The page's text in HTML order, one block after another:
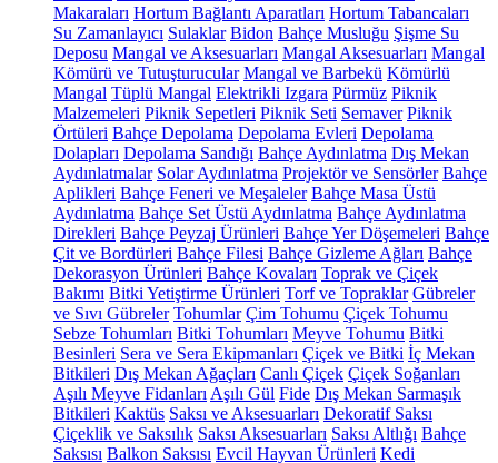
Makaraları Hortum Bağlantı Aparatları Hortum Tabancaları
Su Zamanlayıcı Sulaklar Bidon Bahçe Musluğu Şişme Su
Deposu Mangal ve Aksesuarları Mangal Aksesuarları Mangal
Kömürü ve Tutuşturucular Mangal ve Barbekü Kömürlü
Mangal Tüplü Mangal Elektrikli Izgara Pürmüz Piknik
Malzemeleri Piknik Sepetleri Piknik Seti Semaver Piknik
Örtüleri Bahçe Depolama Depolama Evleri Depolama
Dolapları Depolama Sandığı Bahçe Aydınlatma Dış Mekan
Aydınlatmalar Solar Aydınlatma Projektör ve Sensörler Bahçe
Aplikleri Bahçe Feneri ve Meşaleler Bahçe Masa Üstü
Aydınlatma Bahçe Set Üstü Aydınlatma Bahçe Aydınlatma
Direkleri Bahçe Peyzaj Ürünleri Bahçe Yer Döşemeleri Bahçe
Çit ve Bordürleri Bahçe Filesi Bahçe Gizleme Ağları Bahçe
Dekorasyon Ürünleri Bahçe Kovaları Toprak ve Çiçek
Bakımı Bitki Yetiştirme Ürünleri Torf ve Topraklar Gübreler
ve Sıvı Gübreler Tohumlar Çim Tohumu Çiçek Tohumu
Sebze Tohumları Bitki Tohumları Meyve Tohumu Bitki
Besinleri Sera ve Sera Ekipmanları Çiçek ve Bitki İç Mekan
Bitkileri Dış Mekan Ağaçları Canlı Çiçek Çiçek Soğanları
Aşılı Meyve Fidanları Aşılı Gül Fide Dış Mekan Sarmaşık
Bitkileri Kaktüs Saksı ve Aksesuarları Dekoratif Saksı
Çiçeklik ve Saksılık Saksı Aksesuarları Saksı Altlığı Bahçe
Saksısı Balkon Saksısı Evcil Hayvan Ürünleri Kedi